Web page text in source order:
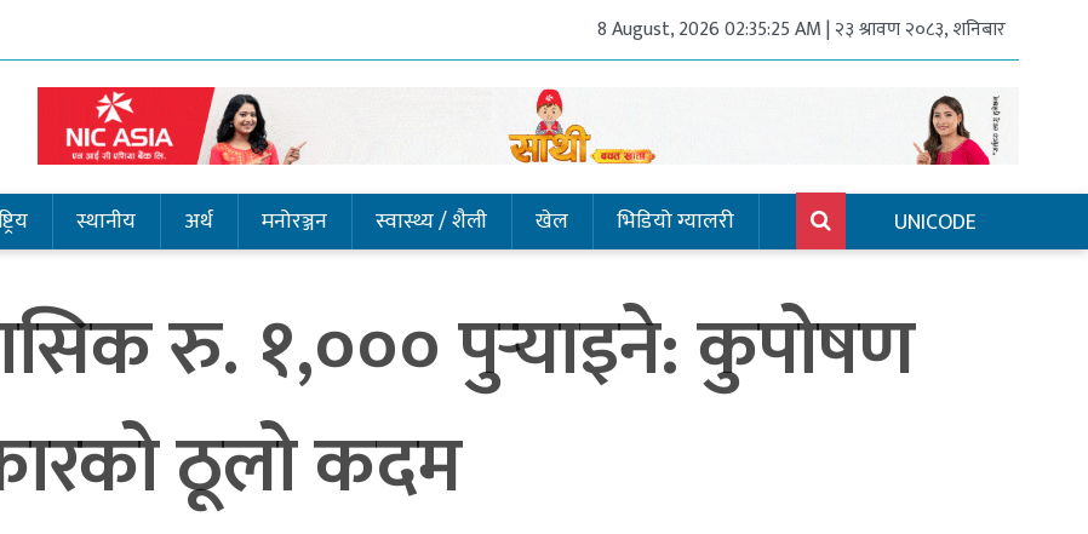
8 August, 2026 02:35:25 AM | २३ श्रावण २०८३, शनिबार
स्थानीय अर्थ मनोरञ्जन स्वास्थ्य / शैली खेल भिडियो ग्यालरी UNICODE
रु. १,००० पुर्‍याइने: कुपोषण
ठूलो कदम